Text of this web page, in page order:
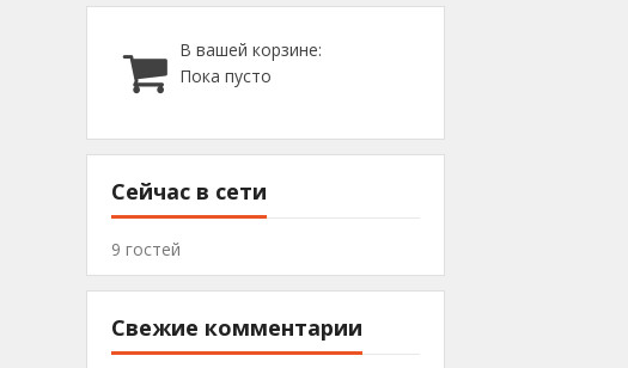
В вашей корзине:
Пока пусто
Сейчас в сети
9 гостей
Свежие комментарии